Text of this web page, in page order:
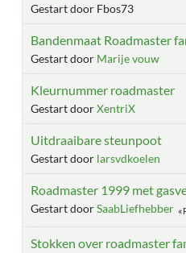
Gestart door Fbos73
Bandenmaat Roadmaster
Gestart door Marije vouw
Kleurnummer roadmaster
Gestart doorXentriX
Uitdraaibare steunpoot
Gestart door larsvdkoelen
Roadmaster 1999 met
Gestart doorSaabLiefhebber
Stokken over roadmaster